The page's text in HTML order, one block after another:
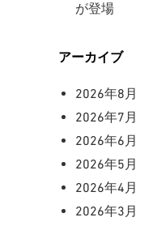
が登場
アーカイブ
2026年8月
2026年7月
2026年6月
2026年5月
2026年4月
2026年3月